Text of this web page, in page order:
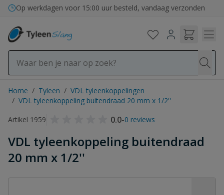
Ga naar de inhoud
Op werkdagen voor 15:00 uur besteld, vandaag verzonden
Home / Tyleen / VDL tyleenkoppelingen
/ VDL tyleenkoppeling buitendraad 20 mm x 1/2''
Artikel 1959
0.0-0 reviews
VDL tyleenkoppeling buitendraad
20 mm x 1/2''